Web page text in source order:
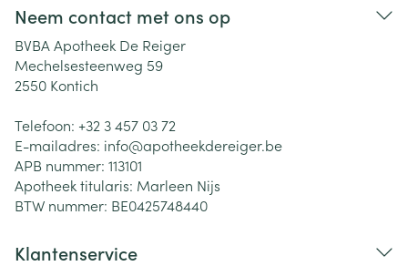
Neem contact met ons op
BVBA Apotheek De Reiger
Mechelsesteenweg 59
2550 Kontich
Telefoon: +32 3 457 03 72
E-mailadres: info@apotheekdereiger.be
APB nummer: 113101
Apotheek titularis: Marleen Nijs
BTW nummer: BE0425748440
Klantenservice